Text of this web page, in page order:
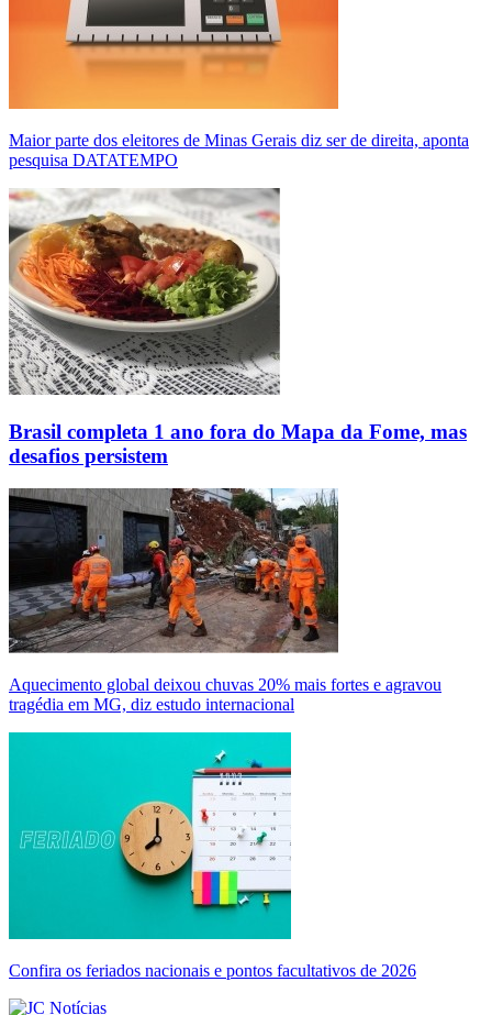
Maior parte dos eleitores de Minas Gerais diz ser de direita, aponta
pesquisa DATATEMPO
Brasil completa 1 ano fora do Mapa da Fome, mas
desafios persistem
Aquecimento global deixou chuvas 20% mais fortes e agravou
tragédia em MG, diz estudo internacional
Confira os feriados nacionais e pontos facultativos de 2026